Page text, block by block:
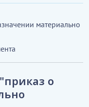
материально
о